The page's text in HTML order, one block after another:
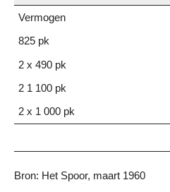
Vermogen
825 pk
2 x 490 pk
2 1 100 pk
2 x 1 000 pk
Bron: Het Spoor, maart 1960